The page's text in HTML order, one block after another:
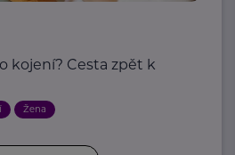
kojení? Cesta zpět k
Žena